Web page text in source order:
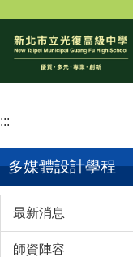
到
主
區
:::
多媒體設計學程
最新消息
師資陣容